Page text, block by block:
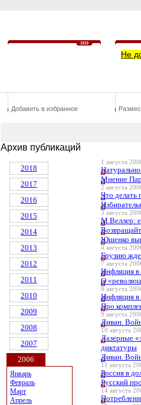
Не
Добавить в избранное
Архив публикаций
2018
2017
2016
2015
2014
2013
2012
2011
2010
2009
2008
2007
2006
Январь
Февраль
Март
Апрель
1 августа
Мнение
2 августа
Что делать
3 августа
М.Веллер:
Ющенко
4 августа
Грузию
7 августа
Инфляция в
О
8 августа
Инфляция в
Про
9 августа
Ливан.
10 августа
Лазерные
диктатуры
Ливан.
11 августа
Россия в
Русский
14 августа